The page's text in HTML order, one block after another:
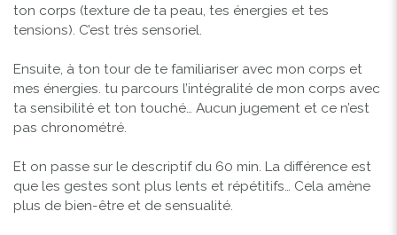
ton corps (texture de ta peau, tes énergies et tes
tensions). C’est très sensoriel.
Ensuite, à ton tour de te familiariser avec mon corps et
mes énergies. tu parcours l’intégralité de mon corps avec
ta sensibilité et ton touché… Aucun jugement et ce n’est
pas chronométré.
Et on passe sur le descriptif du 60 min. La différence est
que les gestes sont plus lents et répétitifs… Cela amène
plus de bien-être et de sensualité.